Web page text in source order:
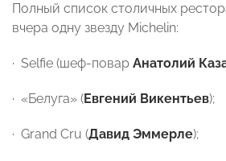
Полный список столичных
вчера одну звезду Michelin:
· Selfie (шеф-повар Анатолий
· «Белуга» (Евгений Викентьев);
· Grand Cru (Давид Эммерле);